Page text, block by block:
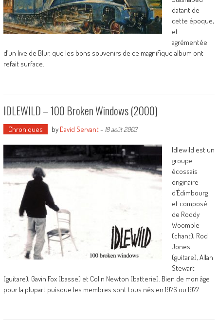
datant de
cette époque,
et
agrémentée
d’un live de Blur, que les bons souvenirs de ce magnifique album ont
refait surface.
IDLEWILD – 100 Broken Windows (2000)
Chroniques by David Servant- 18 août 2003
Idlewild est un
groupe
écossais
originaire
d’Édimbourg
et composé
de Roddy
Woomble
(chant), Rod
Jones
(guitare), Allan
Stewart
(guitare), Gavin Fox (basse) et Colin Newton (batterie). Bien de mon âge
pour la plupart puisque les membres sont tous nés en 1976 ou 1977.